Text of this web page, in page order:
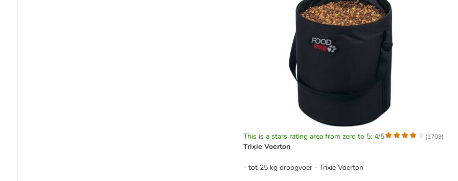
This is a stars rating area from zero to 5: 4/5 (1709)
Trixie Voerton
- tot 25 kg droogvoer - Trixie Voerton